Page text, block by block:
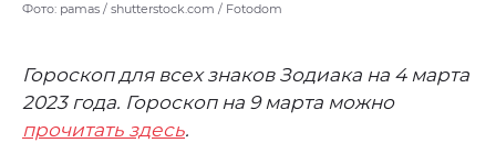
Фото: pamas / shutterstock.com / Fotodom
Гороскоп для всех знаков Зодиака на 4 марта
2023 года. Гороскоп на 9 марта можно
прочитать здесь.